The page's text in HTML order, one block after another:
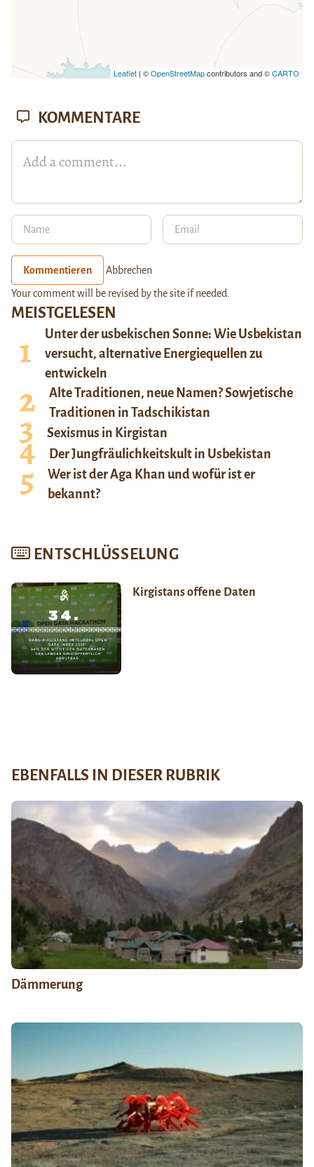
Leaflet| ©OpenStreetMapcontributors and ©CARTO
MEISTGELESEN
Unter der usbekischen Sonne: Wie Usbekistan
versucht, alternative Energiequellen zu
entwickeln
Alte Traditionen, neue Namen? Sowjetische
Traditionen in Tadschikistan
Sexismus in Kirgistan
Der Jungfräulichkeitskult in Usbekistan
Wer ist der Aga Khan und wofür ist er
bekannt?
ENTSCHLÜSSELUNG
Kirgistans offene Daten
KOMMENTARE
Kommentieren Abbrechen
Your comment will be revised by the site if needed.
EBENFALLS IN DIESER RUBRIK
Dämmerung